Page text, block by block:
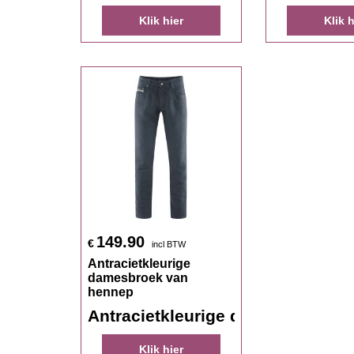
Klik hier Klik
€ 149.90 incl BTW
Antracietkleurige
damesbroek van
hennep
Antracietkleurige damesbroek
Klik hier